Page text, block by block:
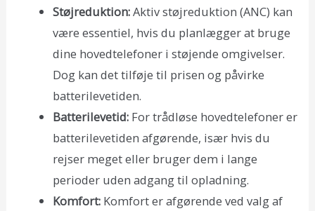
Støjreduktion:Aktiv støjreduktion (ANC) kan
være essentiel, hvis du planlægger at bruge
dine hovedtelefoner i støjende omgivelser.
Dog kan det tilføje til prisen og påvirke
batterilevetiden.
Batterilevetid:For trådløse hovedtelefoner er
batterilevetiden afgørende, især hvis du
rejser meget eller bruger dem i lange
perioder uden adgang til opladning.
Komfort:Komfort er afgørende ved valg af